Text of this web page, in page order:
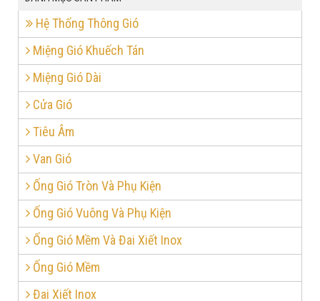
Hệ Thống Thông Gió
Miệng Gió Khuếch Tán
Miệng Gió Dài
Cửa Gió
Tiêu Âm
Van Gió
Ống Gió Tròn Và Phụ Kiện
Ống Gió Vuông Và Phụ Kiện
Ống Gió Mềm Và Đai Xiết Inox
Ống Gió Mềm
Đai Xiết Inox